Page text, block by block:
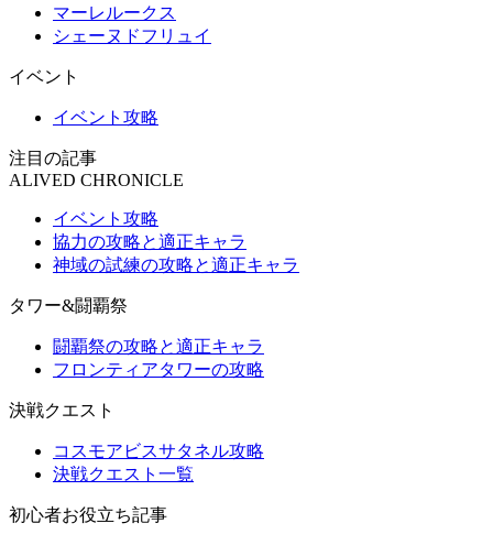
マーレルークス
シェーヌドフリュイ
イベント
イベント攻略
注目の記事
ALIVED CHRONICLE
イベント攻略
協力の攻略と適正キャラ
神域の試練の攻略と適正キャラ
タワー&闘覇祭
闘覇祭の攻略と適正キャラ
フロンティアタワーの攻略
決戦クエスト
コスモアビスサタネル攻略
決戦クエスト一覧
初心者お役立ち記事